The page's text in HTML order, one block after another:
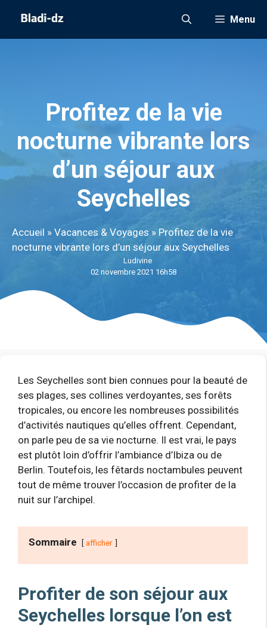
contenu
Menu
Profitez de la vie
nocturne vibrante lors
d’un séjour aux
Seychelles
Accueil » Vacances & Voyages » Profitez de la vie
nocturne vibrante lors d’un séjour aux Seychelles
Ludivine
02 novembre 2021 16h58
Les Seychelles sont bien connues pour la beauté de
ses plages, ses collines verdoyantes, ses forêts
tropicales, ou encore les nombreuses possibilités
d’activités nautiques qu’elles offrent. Cependant,
on parle peu de sa vie nocturne. Il est vrai, le pays
est plutôt loin d’offrir l’ambiance d’Ibiza ou de
Berlin. Toutefois, les fêtards noctambules peuvent
tout de même trouver l’occasion de profiter de la
nuit sur l’archipel.
Sommaire afficher
Profiter de son séjour aux
Seychelles lorsque l’on est